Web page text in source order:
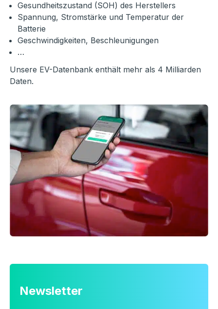
Gesundheitszustand (SOH) des Herstellers
Spannung, Stromstärke und Temperatur der
Batterie
Geschwindigkeiten, Beschleunigungen
…
Unsere EV-Datenbank enthält mehr als 4 Milliarden
Daten.
Newsletter